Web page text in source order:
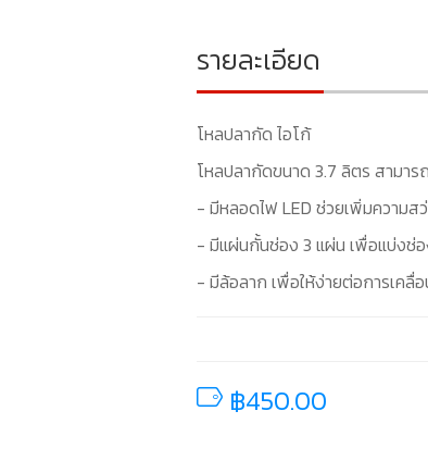
รายละเอียด
โหลปลากัด ไอโก้
โหลปลากัดขนาด 3.7 ลิตร สามา
- มีหลอดไฟ LED ช่วยเพิ่มความส
- มีแผ่นกั้นช่อง 3 แผ่น เพื่อแบ่งช่
- มีล้อลาก เพื่อให้ง่ายต่อการเคลื่
฿450.00